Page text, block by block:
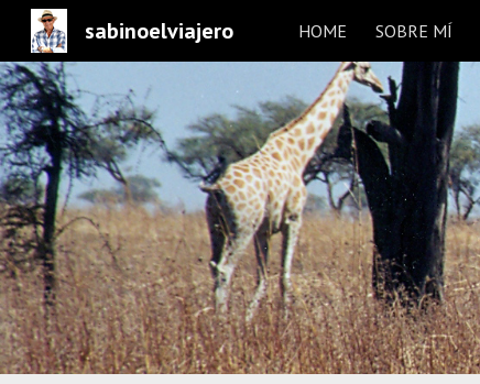
sabinoelviajero HOME SOBRE MÍ